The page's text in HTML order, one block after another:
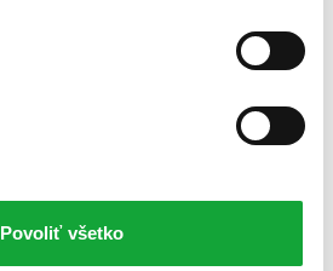
Povoliť všetko